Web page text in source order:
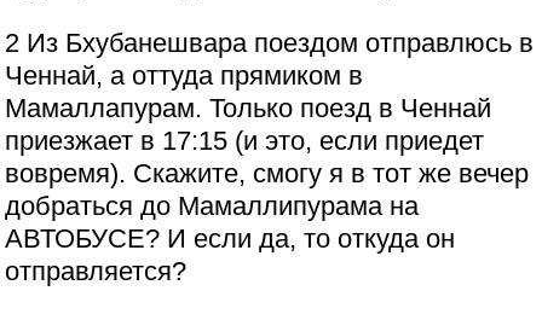
2 Из Бхубанешвара поездом отправлюсь в
Ченнай, а оттуда прямиком в
Мамаллапурам. Только поезд в Ченнай
приезжает в 17:15 (и это, если приедет
вовремя). Скажите, смогу я в тот же вечер
добраться до Мамаллипурама на
АВТОБУСЕ? И если да, то откуда он
отправляется?